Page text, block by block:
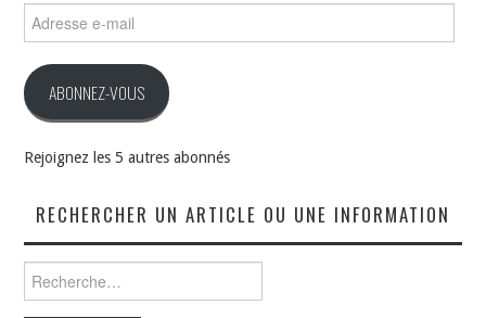
e-
ABONNEZ-VOUS
Rejoignez les 5 autres abonnés
RECHERCHER UN ARTICLE OU UNE INFORMATION